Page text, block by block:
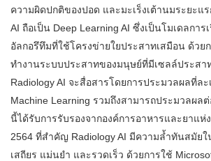
ความผิดปกติของปอด และมะเร็งเต้านมระยะแร
AI ถือเป็น Deep Learning AI ซึ่งเป็นโมเดลการ
อัลกอรึทึมที่ใช้โครงข่ายใยประสาทเสมือน ด้วย
ทำงานระบบประสาทของมนุษย์ที่มีเซลล์ประส
Radiology AI จะสื่อสารโดยการประมวลผลที่ละ
Machine Learning รวมถึงสามารถประมวลผล
นี้ได้รับการรับรองจากองค์การอาหารและยาแห่
2564 ที่สำคัญ Radiology AI มีความล้ำทันสมัย
เสถียร แม่นยำ และรวดเร็ว ด้วยการใช้